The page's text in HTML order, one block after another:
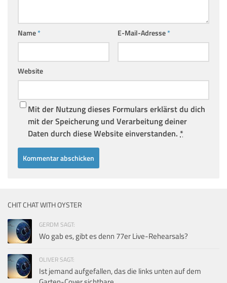
Name* E-Mail-Adresse*
Website
Mit der Nutzung dieses Formulars erklärst du dich
mit der Speicherung und Verarbeitung deiner
Daten durch diese Website einverstanden. *
CHIT CHAT WITH OYSTER
GERDM SAGT:
Wo gab es, gibt es denn 77er Live-Rehearsals?
OLIVER SAGT:
Ist jemand aufgefallen, das die links unten auf dem